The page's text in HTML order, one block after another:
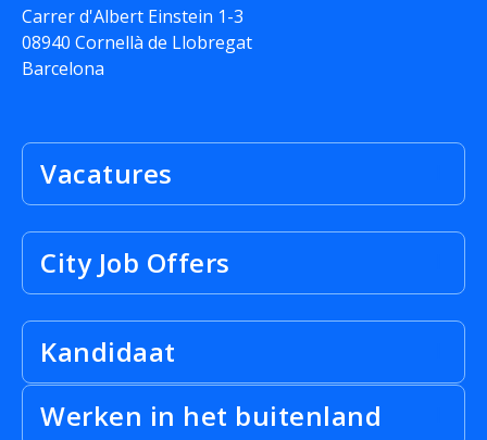
Carrer d'Albert Einstein 1-3
08940 Cornellà de Llobregat
Barcelona
Vacatures
City Job Offers
Kandidaat
Werken in het buitenland